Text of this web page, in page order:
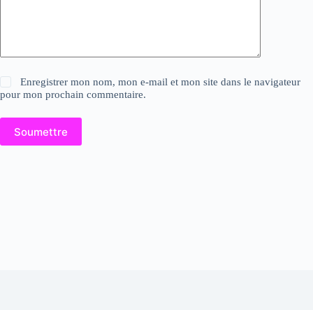
Enregistrer mon nom, mon e-mail et mon site dans le navigateur
pour mon prochain commentaire.
Soumettre